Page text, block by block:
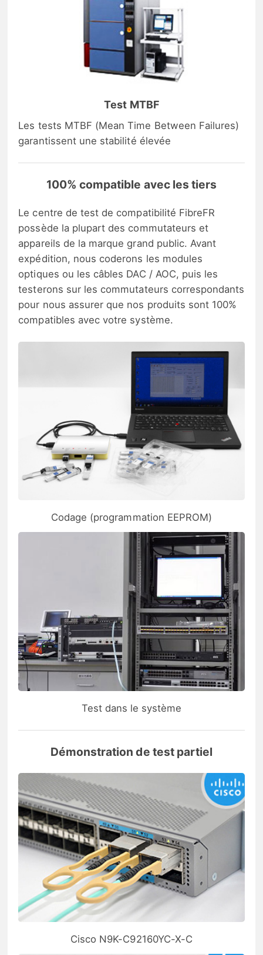
Test MTBF
Les tests MTBF (Mean Time Between Failures)
garantissent une stabilité élevée
100% compatible avec les tiers
Le centre de test de compatibilité FibreFR
possède la plupart des commutateurs et
appareils de la marque grand public. Avant
expédition, nous coderons les modules
optiques ou les câbles DAC / AOC, puis les
testerons sur les commutateurs correspondants
pour nous assurer que nos produits sont 100%
compatibles avec votre système.
Codage (programmation EEPROM)
Test dans le système
Démonstration de test partiel
Cisco N9K-C92160YC-X-C